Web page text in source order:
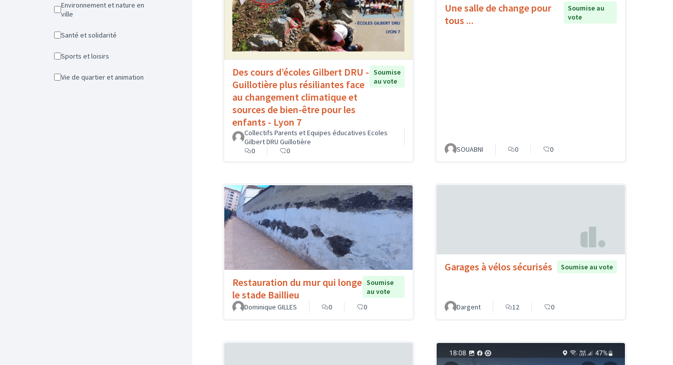
Environnement et nature en
ville
Santé et solidarité
Sports et loisirs
Vie de quartier et animation
Des cours d’écoles Gilbert DRU -
Guillotière plus résiliantes face
au changement climatique et
sources de bien-être pour les
enfants - Lyon 7
Soumise
au vote
Collectifs Parents et Equipes éducatives Ecoles
Gilbert DRU Guillotière
0
0
Une salle de change pour
tous ...
Soumise au
vote
SOUABNI 0 0
Restauration du mur qui longe
le stade Baillieu
Soumise
au vote
Dominique GILLES
0 0
Garages à vélos sécurisés Soumise au vote
Dargent 12 0